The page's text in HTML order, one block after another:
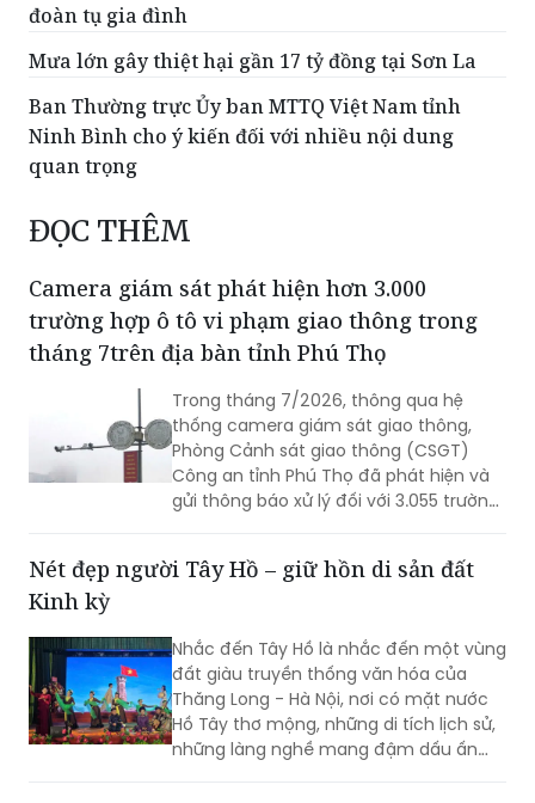
đoàn tụ gia đình
Mưa lớn gây thiệt hại gần 17 tỷ đồng tại Sơn La
Ban Thường trực Ủy ban MTTQ Việt Nam tỉnh
Ninh Bình cho ý kiến đối với nhiều nội dung
quan trọng
ĐỌC THÊM
Camera giám sát phát hiện hơn 3.000
trường hợp ô tô vi phạm giao thông trong
tháng 7trên địa bàn tỉnh Phú Thọ
Trong tháng 7/2026, thông qua hệ
thống camera giám sát giao thông,
Phòng Cảnh sát giao thông (CSGT)
Công an tỉnh Phú Thọ đã phát hiện và
gửi thông báo xử lý đối với 3.055 trường
biến tập trung vào hành vi chạy quá
Nét đẹp người Tây Hồ – giữ hồn di sản đất
Kinh kỳ
Nhắc đến Tây Hồ là nhắc đến một vùng
đất giàu truyền thống văn hóa của
Thăng Long - Hà Nội, nơi có mặt nước
Hồ Tây thơ mộng, những di tích lịch sử,
những làng nghề mang đậm dấu ấn